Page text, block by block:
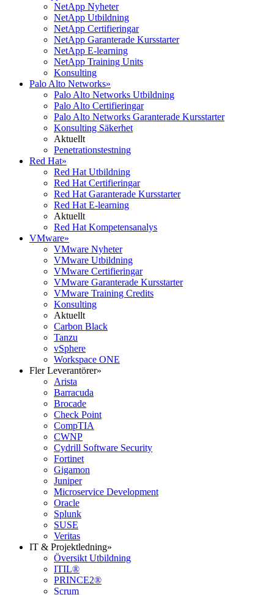
NetApp Nyheter
NetApp Utbildning
NetApp Certifieringar
NetApp Garanterade Kursstarter
NetApp E-learning
NetApp Training Units
Konsulting
Palo Alto Networks»
Palo Alto Networks Utbildning
Palo Alto Certifieringar
Palo Alto Networks Garanterade Kursstarter
Konsulting Säkerhet
Aktuellt
Penetrationstestning
Red Hat»
Red Hat Utbildning
Red Hat Certifieringar
Red Hat Garanterade Kursstarter
Red Hat E-learning
Aktuellt
Red Hat Kompetensanalys
VMware»
VMware Nyheter
VMware Utbildning
VMware Certifieringar
VMware Garanterade Kursstarter
VMware Training Credits
Konsulting
Aktuellt
Carbon Black
Tanzu
vSphere
Workspace ONE
Fler Leverantörer»
Arista
Barracuda
Brocade
Check Point
CompTIA
CWNP
Cydrill Software Security
Fortinet
Gigamon
Juniper
Microservice Development
Oracle
Splunk
SUSE
Veritas
IT & Projektledning»
Översikt Utbildning
ITIL®
PRINCE2®
Scrum